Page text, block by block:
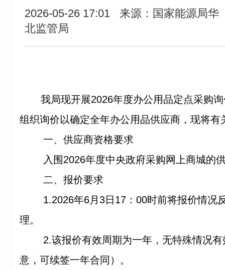
2026-05-26 17:01
来源：国家能源局华
北监管局
我局现开展2026年度办公用品定点采购
组织询价以确定全年办公用品供应商，现将有
一、供应商资格要求
入围2026年度中央政府采购网上商城的
二、报价要求
1.2026年6月3日17：00时前将报价情况
理。
2.该报价有效周期为一年，无特殊情况
意，可续签一年合同）。